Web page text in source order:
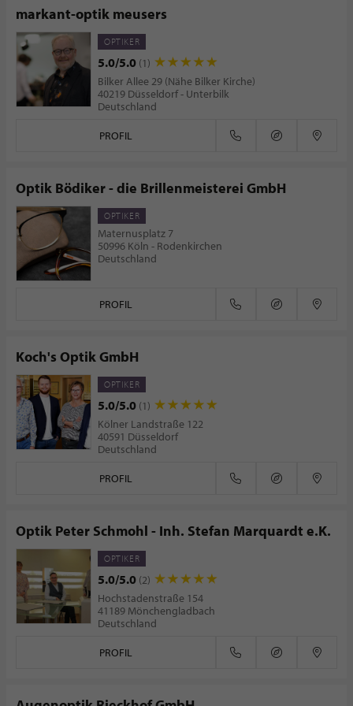
markant-optik meusers
OPTIKER
5.0/5.0 (1)
Bilker Allee 29 (Nähe Bilker Kirche)
40219 Düsseldorf - Unterbilk
Deutschland
PROFIL
Optik Bödiker - die Brillenmeisterei GmbH
OPTIKER
Maternusplatz 7
50996 Köln - Rodenkirchen
Deutschland
PROFIL
Koch's Optik GmbH
OPTIKER
5.0/5.0 (1)
Kölner Landstraße 122
40591 Düsseldorf
Deutschland
PROFIL
Optik Peter Schmohl - Inh. Stefan Marquardt e.K.
OPTIKER
5.0/5.0 (2)
Hochstadenstraße 154
41189 Mönchengladbach
Deutschland
PROFIL